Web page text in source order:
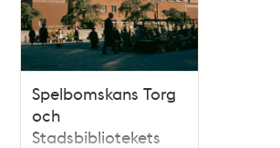
Spelbomskans Torg
och
Stadsbibliotekets